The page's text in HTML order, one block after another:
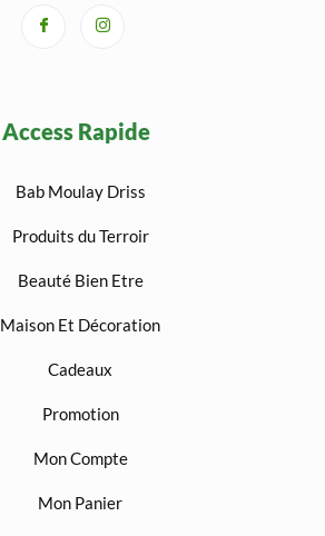
Access Rapide
Bab Moulay Driss
Produits du Terroir
Beauté Bien Etre
Maison Et Décoration
Cadeaux
Promotion
Mon Compte
Mon Panier